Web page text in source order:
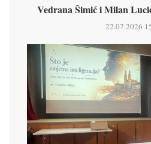
Vedrana Šimić i Milan
22.07.2026